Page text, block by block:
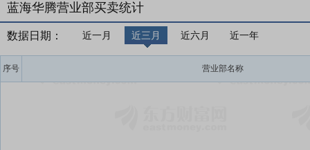
蓝海华腾营业部买卖统计
数据日期： 近一月 近三月 近六月 近一年
序号 营业部名称